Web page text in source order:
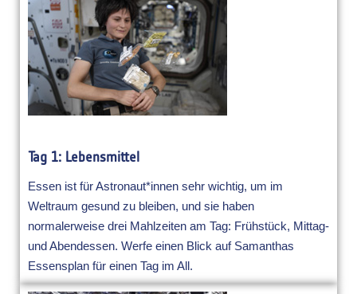
Tag 1: Lebensmittel
Essen ist für Astronaut*innen sehr wichtig, um im
Weltraum gesund zu bleiben, und sie haben
normalerweise drei Mahlzeiten am Tag: Frühstück, Mittag-
und Abendessen. Werfe einen Blick auf Samanthas
Essensplan für einen Tag im All.